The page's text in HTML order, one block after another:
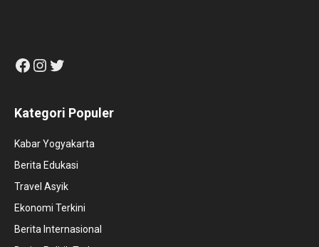
Facebook
Instagram
Twitter
Kategori Populer
Kabar Yogyakarta
Berita Edukasi
Travel Asyik
Ekonomi Terkini
Berita Internasional